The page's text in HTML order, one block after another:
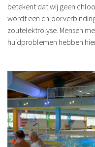
betekent dat wij geen
wordt een
zoutelektrolyse. Mensen
huidproblemen hebben